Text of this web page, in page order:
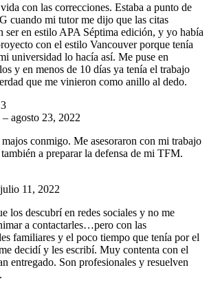
con las correcciones. Estaba a punto de
cuando mi tutor me dijo que las citas
ser en estilo APA Séptima edición, y yo había
con el estilo Vancouver porque tenía
universidad lo hacía así. Me puse en
y en menos de 10 días ya tenía el trabajo
que me vinieron como anillo al dedo.
– agosto 23, 2022
conmigo. Me asesoraron con mi trabajo
a preparar la defensa de mi TFM.
julio 11, 2022
los descubrí en redes sociales y no me
a contactarles…pero con las
familiares y el poco tiempo que tenía por el
decidí y les escribí. Muy contenta con el
entregado. Son profesionales y resuelven